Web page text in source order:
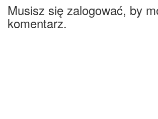
Musisz się zalogować, by
komentarz.